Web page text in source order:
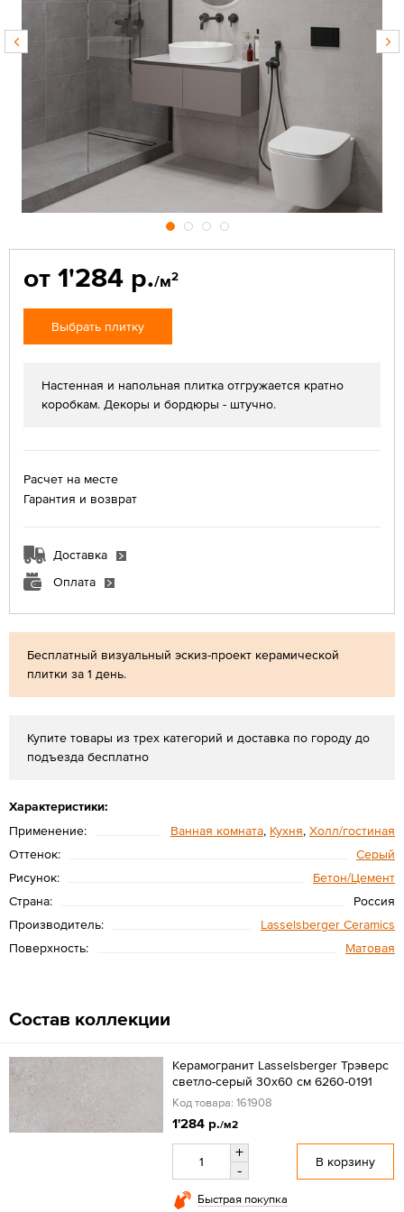
Бесплатный визуальный эскиз-проект керамической
плитки за 1 день.
Купите товары из трех категорий и доставка по городу до
подъезда бесплатно
Характеристики:
Применение:
Ванная комната, Кухня, Холл/гостиная
Оттенок:
Серый
Рисунок:
Бетон/Цемент
Страна:
Россия
Производитель:
Lasselsberger Ceramics
Поверхность:
Матовая
от 1'284 р./м2
Выбрать плитку
Настенная и напольная плитка отгружается кратно
коробкам. Декоры и бордюры - штучно.
Расчет на месте
Гарантия и возврат
Доставка
Оплата
Состав коллекции
Керамогранит Lasselsberger Трэверс
светло-серый 30x60 см 6260-0191
Код товара: 161908
1'284 р./м2
+
-
В корзину
Быстрая покупка